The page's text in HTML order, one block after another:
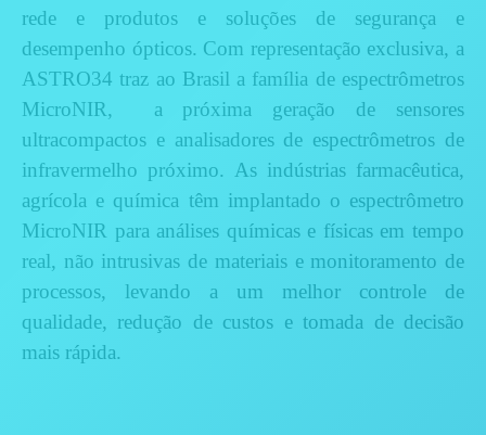
rede e produtos e soluções de segurança e
desempenho ópticos. Com representação exclusiva, a
ASTRO34 traz ao Brasil a família de espectrômetros
MicroNIR, a próxima geração de sensores
ultracompactos e analisadores de espectrômetros de
infravermelho próximo. As indústrias farmacêutica,
agrícola e química têm implantado o espectrômetro
MicroNIR para análises químicas e físicas em tempo
real, não intrusivas de materiais e monitoramento de
processos, levando a um melhor controle de
qualidade, redução de custos e tomada de decisão
mais rápida.